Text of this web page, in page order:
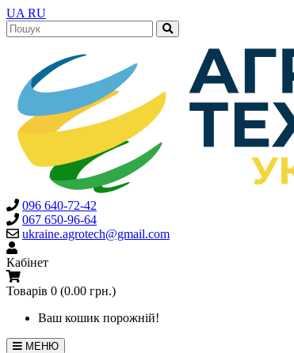
UA RU
096 640-72-42
067 650-96-64
ukraine.agrotech@gmail.com
Кабінет
Товарів 0 (0.00 грн.)
Ваш кошик порожній!
МЕНЮ